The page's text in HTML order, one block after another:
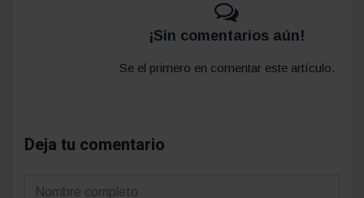
¡Sin comentarios aún!
Se el primero en comentar este artículo.
Deja tu comentario